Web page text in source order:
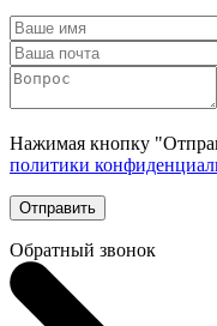
Нажимая кнопку
политики
Отправить
Обратный звонок